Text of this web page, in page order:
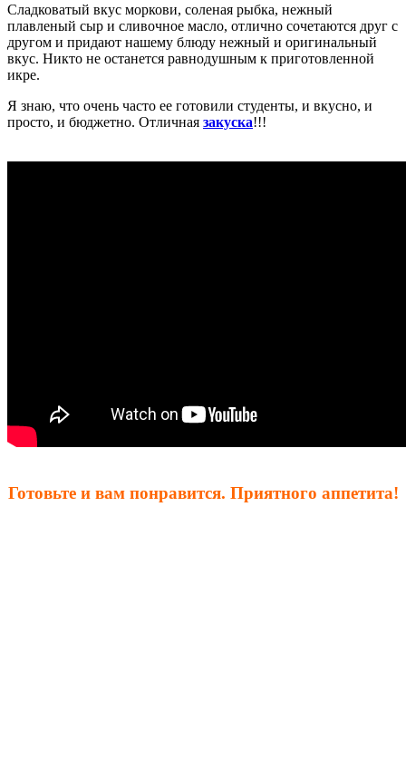
Сладковатый вкус моркови, соленая рыбка, нежный
плавленый сыр и сливочное масло, отлично сочетаются друг с
другом и придают нашему блюду нежный и оригинальный
вкус. Никто не останется равнодушным к приготовленной
икре.
Я знаю, что очень часто ее готовили студенты, и вкусно, и
просто, и бюджетно. Отличная закуска!!!
Готовьте и вам понравится. Приятного аппетита!